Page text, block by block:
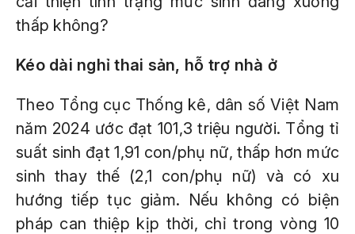
thấp không?
Kéo dài nghỉ thai sản, hỗ trợ nhà ở
Theo Tổng cục Thống kê, dân số Việt Nam
năm 2024 ước đạt 101,3 triệu người. Tổng tỉ
suất sinh đạt 1,91 con/phụ nữ, thấp hơn mức
sinh thay thế (2,1 con/phụ nữ) và có xu
hướng tiếp tục giảm. Nếu không có biện
pháp can thiệp kịp thời, chỉ trong vòng 10